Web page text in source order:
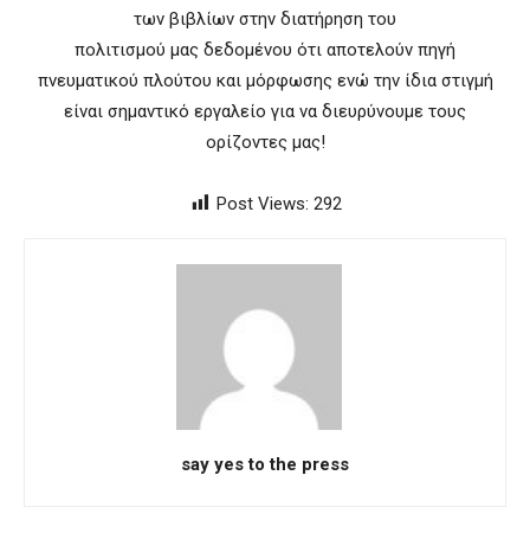
των βιβλίων στην διατήρηση του
πολιτισμού μας δεδομένου ότι αποτελούν πηγή
πνευματικού πλούτου και μόρφωσης ενώ την ίδια στιγμή
είναι σημαντικό εργαλείο για να διευρύνουμε τους
ορίζοντες μας!
Post Views: 292
say yes to the press